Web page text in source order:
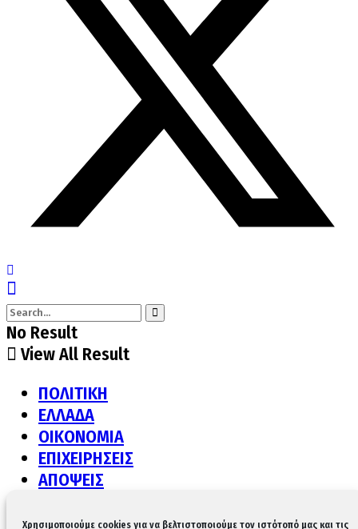
Χρησιμοποιούμε cookies για να βελτιστοποιούμε τον ιστότοπό μας και τις
No Result
View All Result
ΠΟΛΙΤΙΚΗ
ΕΛΛΑΔΑ
ΟΙΚΟΝΟΜΙΑ
ΕΠΙΧΕΙΡΗΣΕΙΣ
ΑΠΟΨΕΙΣ
ΠΟΛΙΤΙΣΜΟΣ